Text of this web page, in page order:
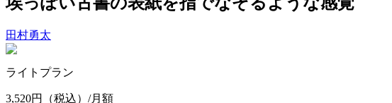
田村勇太
ライトプラン
3,520円
（税込）/月額